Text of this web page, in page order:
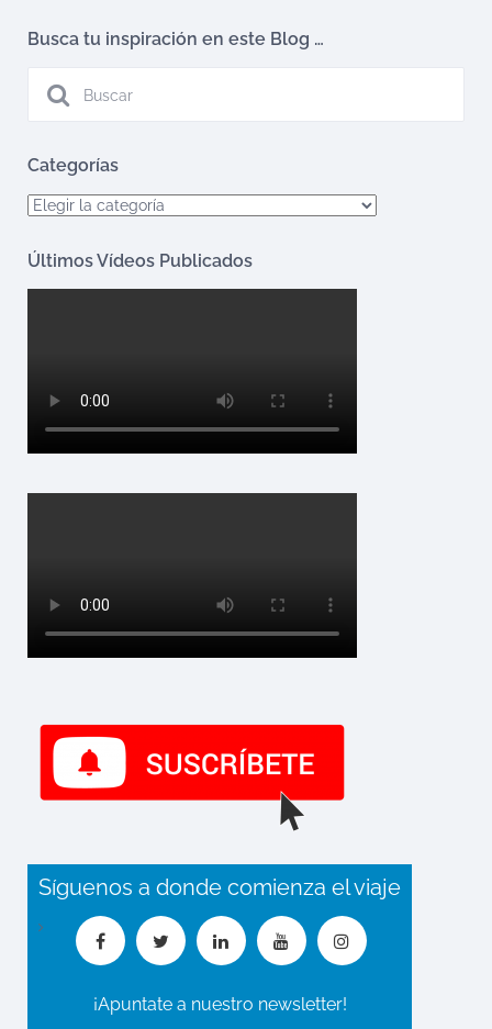
Busca tu inspiración en este Blog …
Categorías
Categorías
Últimos Vídeos Publicados
Síguenos a donde comienza el viaje
¡Apuntate a nuestro newsletter!